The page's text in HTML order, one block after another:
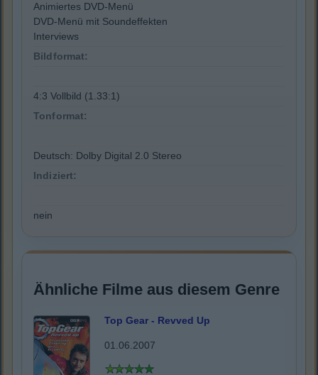
Animiertes DVD-Menü
DVD-Menü mit Soundeffekten
Interviews
Bildformat:
4:3 Vollbild (1.33:1)
Tonformat:
Deutsch: Dolby Digital 2.0 Stereo
Indiziert:
nein
Ähnliche Filme aus diesem Genre
Top Gear - Revved Up
01.06.2007